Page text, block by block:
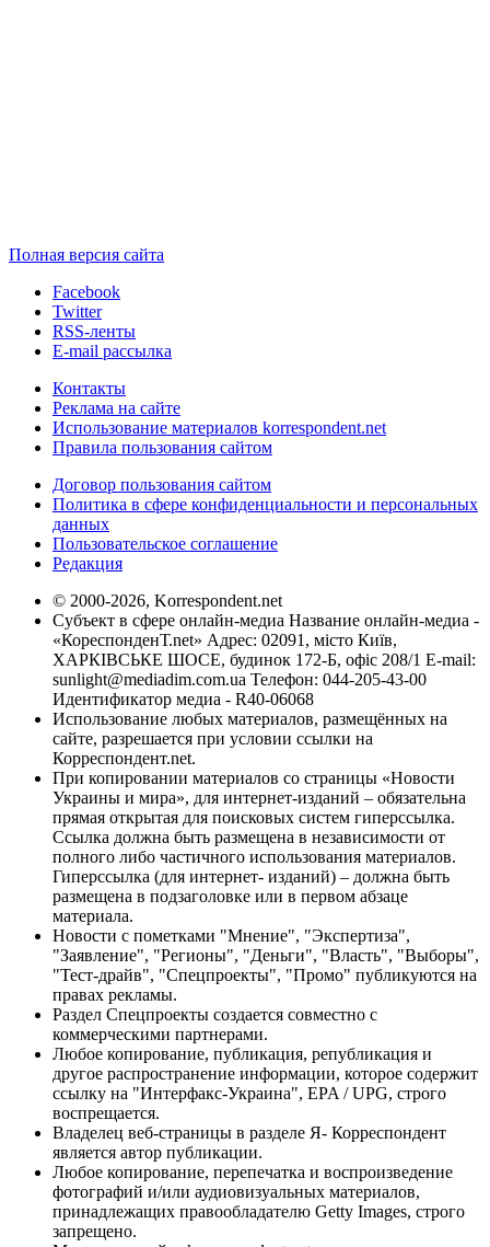
Полная версия сайта
Facebook
Twitter
RSS-ленты
E-mail рассылка
Контакты
Реклама на сайте
Использование материалов korrespondent.net
Правила пользования сайтом
Договор пользования сайтом
Политика в сфере конфиденциальности и персональных
данных
Пользовательское соглашение
Редакция
© 2000-2026, Korrespondent.net
Субъект в сфере онлайн-медиа Название онлайн-медиа -
«КореспонденТ.net» Адрес: 02091, місто Київ,
ХАРКІВСЬКЕ ШОСЕ, будинок 172-Б, офіс 208/1 E-mail:
sunlight@mediadim.com.ua Телефон: 044-205-43-00
Идентификатор медиа - R40-06068
Использование любых материалов, размещённых на
сайте, разрешается при условии ссылки на
Корреспондент.net.
При копировании материалов со страницы «Новости
Украины и мира», для интернет-изданий – обязательна
прямая открытая для поисковых систем гиперссылка.
Ссылка должна быть размещена в независимости от
полного либо частичного использования материалов.
Гиперссылка (для интернет- изданий) – должна быть
размещена в подзаголовке или в первом абзаце
материала.
Новости с пометками "Мнение", "Экспертиза",
"Заявление", "Регионы", "Деньги", "Власть", "Выборы",
"Тест-драйв", "Спецпроекты", "Промо" публикуются на
правах рекламы.
Раздел Спецпроекты создается совместно с
коммерческими партнерами.
Любое копирование, публикация, републикация и
другое распространение информации, которое содержит
ссылку на "Интерфакс-Украина", EPA / UPG, строго
воспрещается.
Владелец веб-страницы в разделе Я- Корреспондент
является автор публикации.
Любое копирование, перепечатка и воспроизведение
фотографий и/или аудиовизуальных материалов,
принадлежащих правообладателю Getty Images, строго
запрещено.